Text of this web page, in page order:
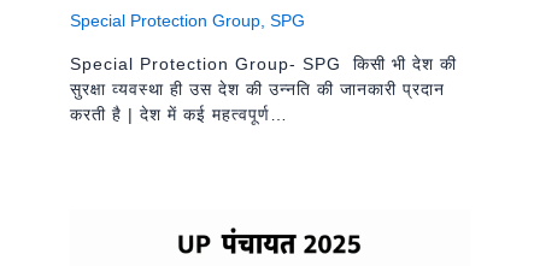
Special Protection Group, SPG
Special Protection Group- SPG किसी भी देश की
सुरक्षा व्यवस्था ही उस देश की उन्नति की जानकारी प्रदान
करती है | देश में कई महत्वपूर्ण…